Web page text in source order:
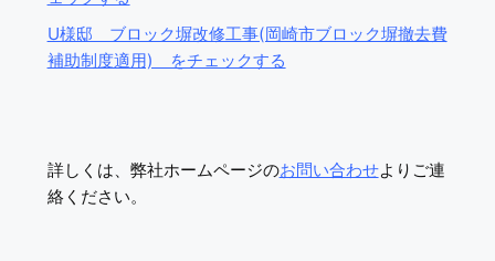
U様邸 ブロック塀改修工事(岡崎市ブロック塀撤去費
補助制度適用) をチェックする
詳しくは、弊社ホームページのお問い合わせよりご連
絡ください。